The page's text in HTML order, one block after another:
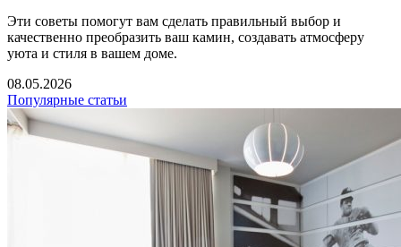
Эти советы помогут вам сделать правильный выбор и
качественно преобразить ваш камин, создавать атмосферу
уюта и стиля в вашем доме.
08.05.2026
Популярные статьи